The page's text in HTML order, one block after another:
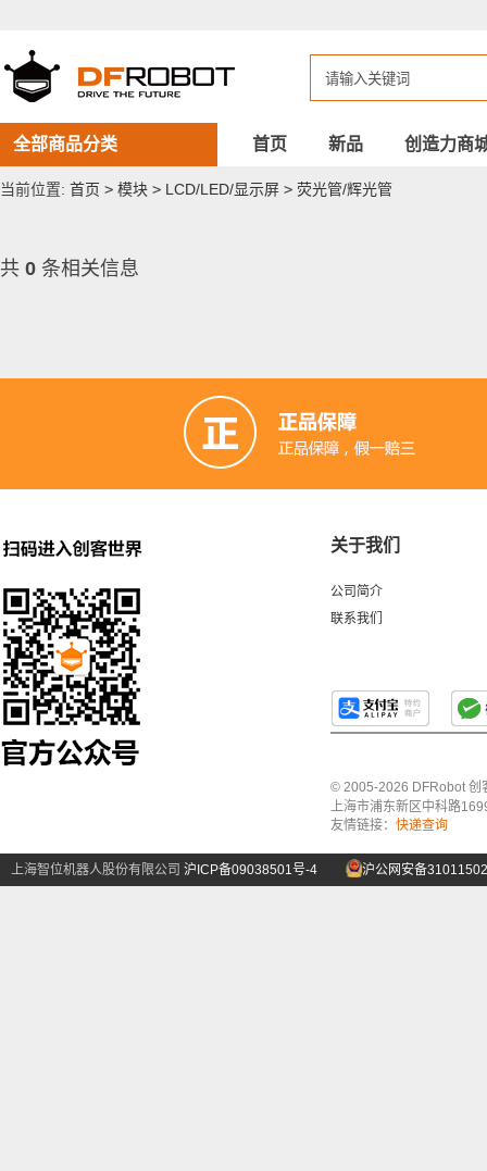
管/
辉
光
管
全部商品分类 首页 新品 创造力商
当前位置: 首页 > 模块 > LCD/LED/显示屏 > 荧光管/辉光管
共 0 条相关信息
关于我们
公司简介
联系我们
© 2005-2026 DFRobot 创
上海市浦东新区中科路
友情链接： 快递查询
上海智位机器人股份有限公司 沪ICP备09038501号-4 沪公网安备